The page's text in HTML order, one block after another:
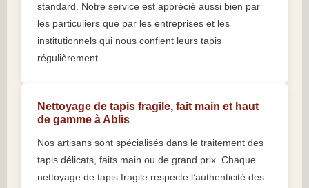
standard. Notre service est apprécié aussi bien par
les particuliers que par les entreprises et les
institutionnels qui nous confient leurs tapis
régulièrement.
Nettoyage de tapis fragile, fait main et haut
de gamme à Ablis
Nos artisans sont spécialisés dans le traitement des
tapis délicats, faits main ou de grand prix. Chaque
nettoyage de tapis fragile respecte l’authenticité des